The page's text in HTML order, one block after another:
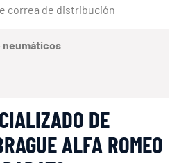
correa de distribución
neumáticos
DE
ALFA ROMEO